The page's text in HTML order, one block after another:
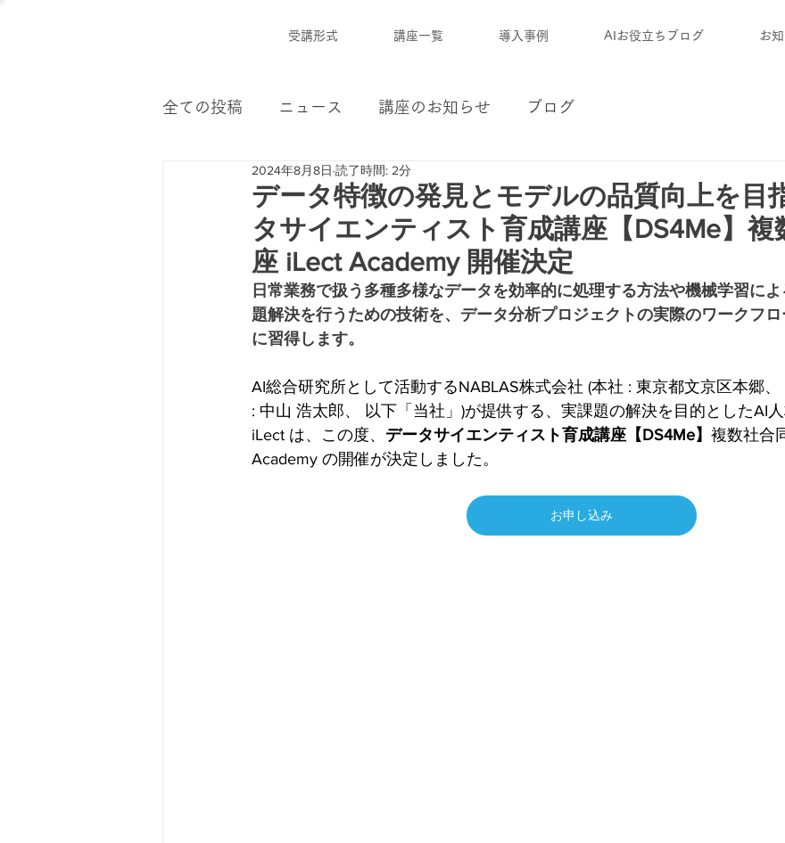
受講形式 講座一覧 導入事例 AIお役立ちブログ お
全ての投稿 ニュース 講座のお知らせ ブログ
データ特徴の発見とモデルの品質向上を目
タサイエンティスト育成講座【DS4Me】複
座 iLect Academy 開催決定
2024年8月8日 読了時間: 2分
日常業務で扱う多種多様なデータを効率的に処理する方法や機械学習に
題解決を行うための技術を、データ分析プロジェクトの実際のワークフ
に習得します。
AI総合研究所として活動するNABLAS株式会社 (本社 : 東京都文京区本郷
: 中山 浩太郎、 以下「当社」)が提供する、実課題の解決を目的としたAI
iLect は、この度、 データサイエンティスト育成講座【DS4Me】 複数社合
Academy の開催が決定しました。
お申し込み